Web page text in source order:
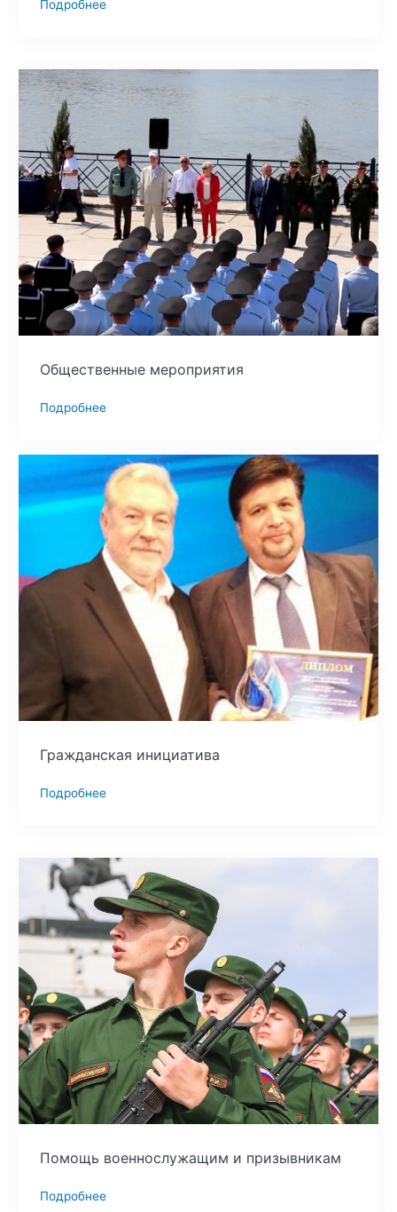
Подробнее
Общественные мероприятия
Подробнее
Гражданская инициатива
Подробнее
Помощь военнослужащим и призывникам
Подробнее